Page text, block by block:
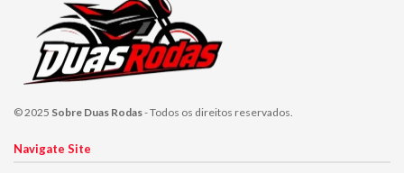
© 2025 Sobre Duas Rodas- Todos os direitos reservados.
Navigate Site